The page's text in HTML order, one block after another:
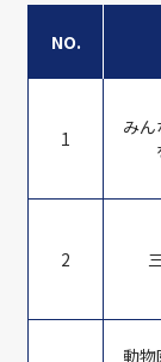
NO.
1
み
2
動